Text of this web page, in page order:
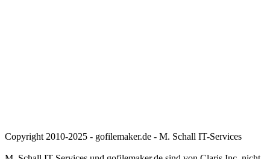
Copyright 2010-2025 - gofilemaker.de - M. Schall IT-Services